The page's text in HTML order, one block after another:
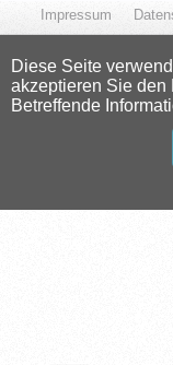
Impressum
Diese Seite
akzeptieren Sie den
Betreffende